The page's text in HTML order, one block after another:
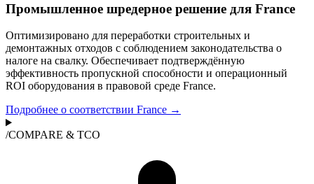
Промышленное шредерное решение для France
Оптимизировано для переработки строительных и
демонтажных отходов с соблюдением законодательства о
налоге на свалку. Обеспечивает подтверждённую
эффективность пропускной способности и операционный
ROI оборудования в правовой среде France.
Подробнее о соответствии France →
/COMPARE & TCO